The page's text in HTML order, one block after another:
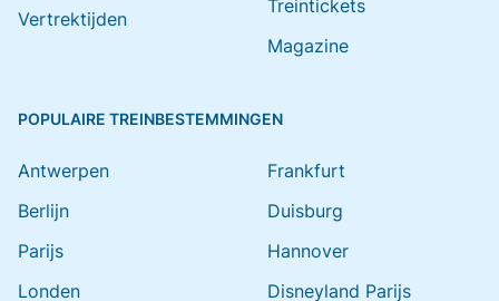
Vertrektijden
Treintickets
Magazine
POPULAIRE TREINBESTEMMINGEN
Antwerpen
Berlijn
Parijs
Londen
Frankfurt
Duisburg
Hannover
Disneyland Parijs